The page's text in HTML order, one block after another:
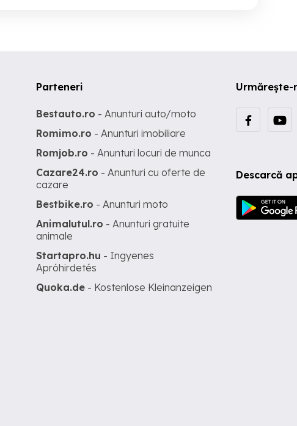
Urmărește-
Descarcă
Parteneri
Bestauto.ro - Anunturi auto/moto
Romimo.ro - Anunturi imobiliare
Romjob.ro - Anunturi locuri de munca
Cazare24.ro - Anunturi cu oferte de
cazare
Bestbike.ro - Anunturi moto
Animalutul.ro - Anunturi gratuite
animale
Startapro.hu - Ingyenes
Apróhirdetés
Quoka.de - Kostenlose Kleinanzeigen